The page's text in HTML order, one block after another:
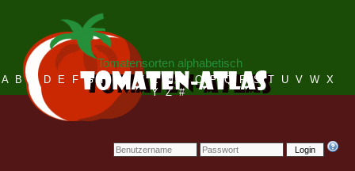
Login
Tomatensorten alphabetisch
A B C D E F G H I J K L M N O P Q R S T U V W X
Y Z #